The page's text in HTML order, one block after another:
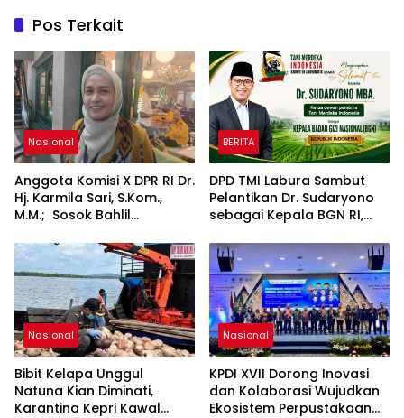
Pos Terkait
Nasional
Anggota Komisi X DPR RI Dr.
Hj. Karmila Sari, S.Kom.,
M.M.; Sosok Bahlil
Sumber Inspirasi bagi
Generasi Muda, Pelaku
Usaha, Pemerintah,
maupun Pemangku
Kepentingan lainnya untuk
bersama-sama
Memberikan Kontribusi
bagi Pembangunan
Nasional.
BERITA
DPD TMI Labura Sambut
Pelantikan Dr. Sudaryono
sebagai Kepala BGN RI,
Ketahanan Pangan dan
Gizi Nasional
Nasional
Bibit Kelapa Unggul
Natuna Kian Diminati,
Karantina Kepri Kawal
Nasional
KPDI XVII Dorong Inovasi
dan Kolaborasi Wujudkan
Ekosistem Perpustakaan